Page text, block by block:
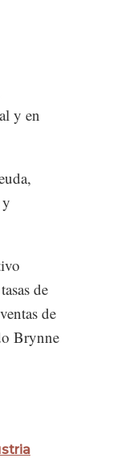
y en
de
de
Brynne